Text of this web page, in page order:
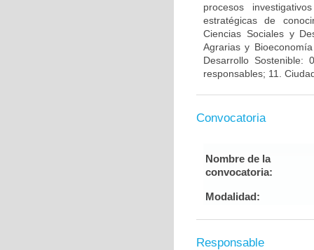
procesos
estratégicas de
Ciencias Sociales y
Agrarias y
Desarrollo Sostenible:
responsables; 11.
Convocatoria
Nombre de la
convocatoria:
Modalidad:
Responsable